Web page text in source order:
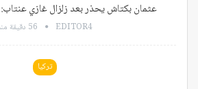
عثمان بكتاش يحذر بعد زلزال غازي عنتاب: 6 فبراير لم ينتهِ…
EDITOR4 56 دقيقة منذ
تركيا